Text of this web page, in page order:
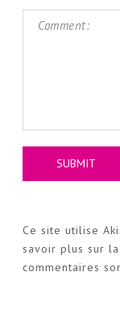
Ce site utilise
savoir plus sur
commentaires